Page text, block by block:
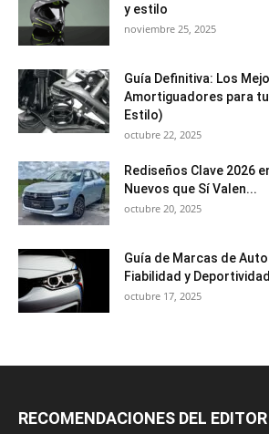
y estilo
noviembre 25, 2025
Guía Definitiva: Los
Amortiguadores para tu
Estilo)
octubre 22, 2025
Rediseños Clave 2026
Nuevos que Sí Valen...
octubre 20, 2025
Guía de Marcas de
Fiabilidad y
octubre 17, 2025
RECOMENDACIONES DEL EDITOR